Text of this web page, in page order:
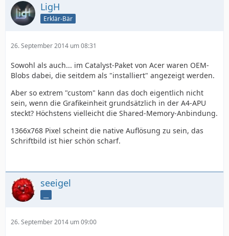
LigH
Erklär-Bär
26. September 2014 um 08:31
Sowohl als auch... im Catalyst-Paket von Acer waren OEM-
Blobs dabei, die seitdem als "installiert" angezeigt werden.
Aber so extrem "custom" kann das doch eigentlich nicht
sein, wenn die Grafikeinheit grundsätzlich in der A4-APU
steckt? Höchstens vielleicht die Shared-Memory-Anbindung.
1366x768 Pixel scheint die native Auflösung zu sein, das
Schriftbild ist hier schön scharf.
seeigel
26. September 2014 um 09:00